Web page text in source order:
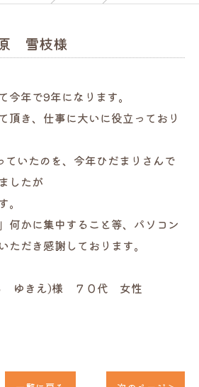
雪枝様
今年で9年になります。
頂き、仕事に大いに役立っており
いたのを、今年ひだまりさんで
したが
何かに集中すること等、パソコン
ただき感謝しております。
ゆきえ)様 ７０代 女性